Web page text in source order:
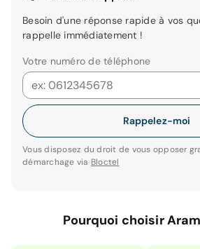
Besoin d'une réponse rapide à vos
rappelle immédiatement !
Votre numéro de téléphone
Rappelez-moi
Vous disposez du droit de vous opposer
démarchage via Bloctel
Pourquoi choisir